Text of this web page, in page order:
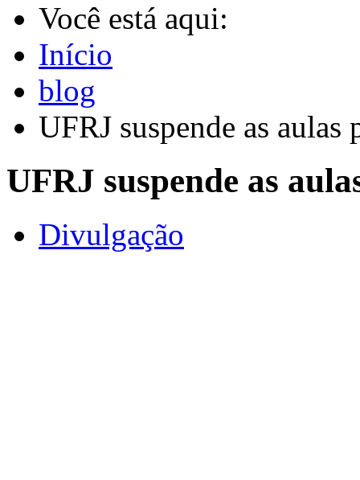
Você está aqui:
Início
blog
UFRJ suspende as aulas
UFRJ suspende as
Divulgação